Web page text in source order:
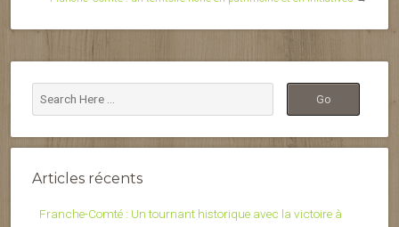
Articles récents
Franche-Comté : Un tournant historique avec la victoire à